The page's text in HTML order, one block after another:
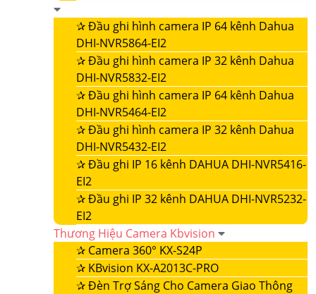
✰Đầu ghi hình camera IP 64 kênh Dahua
DHI-NVR5864-EI2
✰Đầu ghi hình camera IP 32 kênh Dahua
DHI-NVR5832-EI2
✰Đầu ghi hình camera IP 64 kênh Dahua
DHI-NVR5464-EI2
✰Đầu ghi hình camera IP 32 kênh Dahua
DHI-NVR5432-EI2
✰Đầu ghi IP 16 kênh DAHUA DHI-NVR5416-
EI2
✰Đầu ghi IP 32 kênh DAHUA DHI-NVR5232-
EI2
Thương Hiệu Camera Kbvision
✰ Camera 360° KX-S24P
✰ KBvision KX-A2013C-PRO
✰Đèn Trợ Sáng Cho Camera Giao Thông